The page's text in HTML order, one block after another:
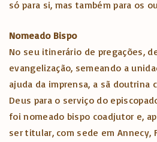
só para si, mas também para os
Nomeado Bispo
No seu itinerário de pregações,
evangelização, semeando a
ajuda da imprensa, a sã doutrina
Deus para o serviço do
foi nomeado bispo coadjutor e,
ser titular, com sede em Annecy,